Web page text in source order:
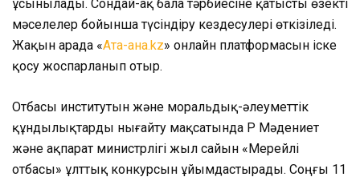
ұсынылады. Сондай-ақ бала тәрбиесіне қатысты өзекті
мәселелер бойынша түсіндіру кездесулері өткізіледі.
Жақын арада «Ата-ана.kz» онлайн платформасын іске
қосу жоспарланып отыр.
Отбасы институтын және моральдық-әлеуметтік
құндылықтарды нығайту мақсатында ҚР Мәдениет
және ақпарат министрлігі жыл сайын «Мерейлі
отбасы» ұлттық конкурсын ұйымдастырады. Соңғы 11